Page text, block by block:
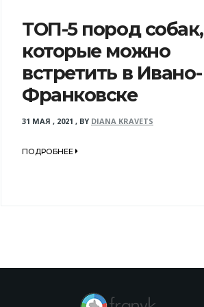
ТОП-5 пород собак,
которые можно
встретить в Ивано-
Франковске
31 МАЯ , 2021 , BY DIANA KRAVETS
ПОДРОБНЕЕ